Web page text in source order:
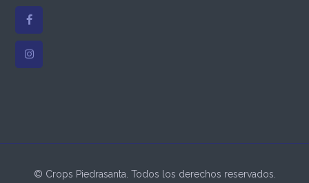
© Crops Piedrasanta. Todos los derechos reservados.